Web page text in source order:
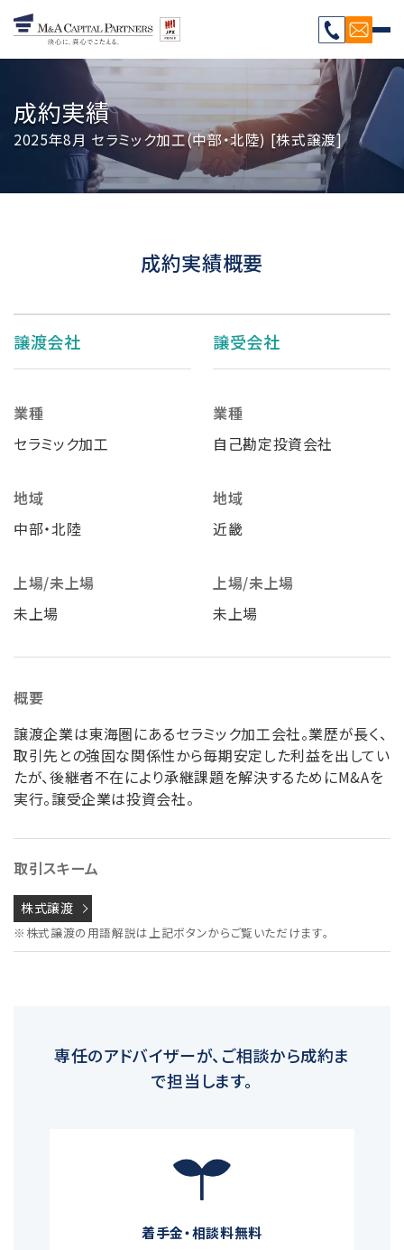
成約実績
2025年8月 セラミック加工(中部・北陸) [株式譲渡]
成約実績概要
譲渡会社
業種
セラミック加工
地域
中部・北陸
上場/未上場
未上場
譲受会社
業種
自己勘定投資会社
地域
近畿
上場/未上場
未上場
概要
譲渡企業は東海圏にあるセラミック加工会社。業歴が長く、
取引先との強固な関係性から毎期安定した利益を出してい
たが、後継者不在により承継課題を解決するためにM&Aを
実行。譲受企業は投資会社。
取引スキーム
株式譲渡
※株式譲渡の用語解説は上記ボタンからご覧いただけます。
専任のアドバイザーが、ご相談から成約ま
で担当します。
着手金・相談料無料